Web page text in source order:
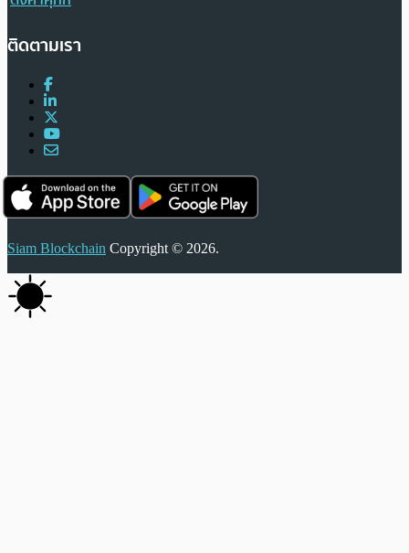
ติดตามเรา
Siam Blockchain Copyright © 2026.